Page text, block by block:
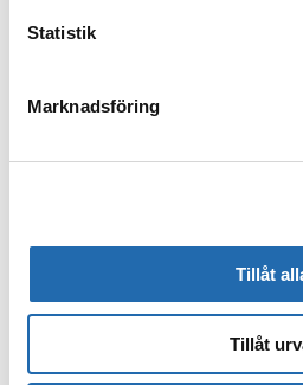
Statistik
Marknadsföring
Tillåt
Tillåt
MSC CRUISES